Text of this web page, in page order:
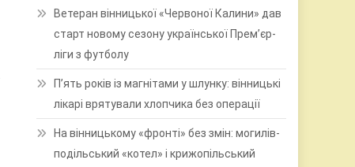
Ветеран вінницької «Червоної Калини» дав
старт новому сезону української Прем’єр-
ліги з футболу
П’ять років із магнітами у шлунку: вінницькі
лікарі врятували хлопчика без операції
На вінницькому «фронті» без змін: могилів-
подільський «котел» і крижопільський